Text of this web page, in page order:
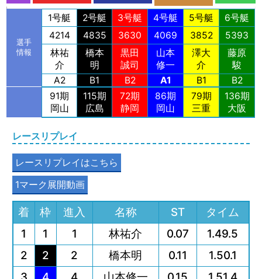
選手
情報
1号艇 2号艇 3号艇 4号艇 5号艇
6号艇
4214
4835 3630 4069 3852
5393
林祐
介
橋本
明
黒田
誠司
山本
修一
澤大
介
藤原
駿
A2
B1 B2 A1 B1
B2
91期
岡山
115期
広島
72期
静岡
86期
岡山
79期
三重
136期
大阪
レースリプレイ
レースリプレイはこちら
1マーク展開動画
着 枠 進入 名称 ST
タイム
1
1 1 林祐介 0.07
1.49.5
2
2 2 橋本明 0.11
1.50.1